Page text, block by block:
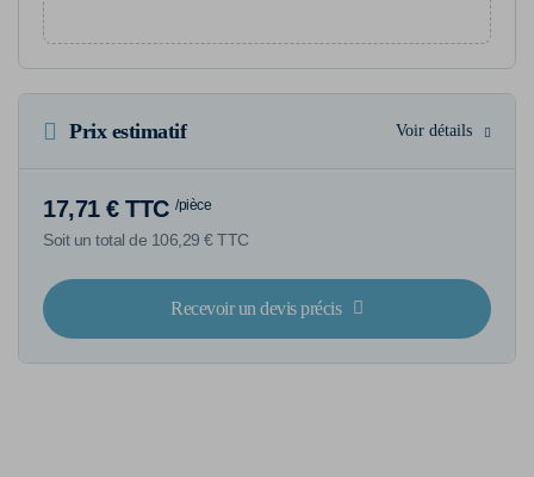
Prix estimatif Voir détails
17,71 € TTC /pièce
Soit un total de 106,29 € TTC
Recevoir un devis précis